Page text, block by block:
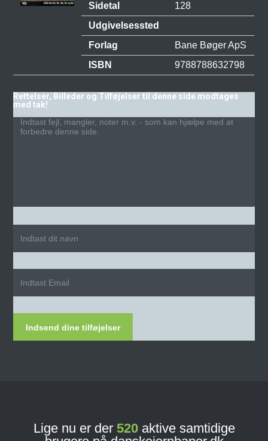
Sidetal
128
Udgivelsessted
Forlag
Bane Bøger ApS
ISBN
9788788632798
Rettelser, Billeder og Tilføjelser til denne side modtages
med tak!
Indsend dine tilføjelser
Lige nu er der 520aktive samtidige